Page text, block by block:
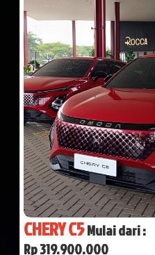
CHERY C5Mulai dari :
Rp 319.900.000